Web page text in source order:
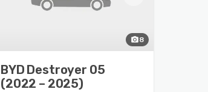
photo_camera8
BYD Destroyer 05
(2022 – 2025)